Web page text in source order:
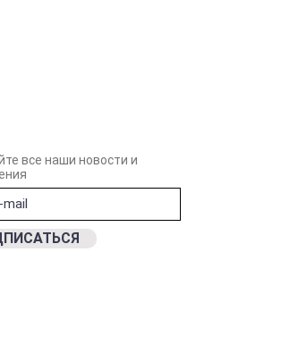
все наши новости и